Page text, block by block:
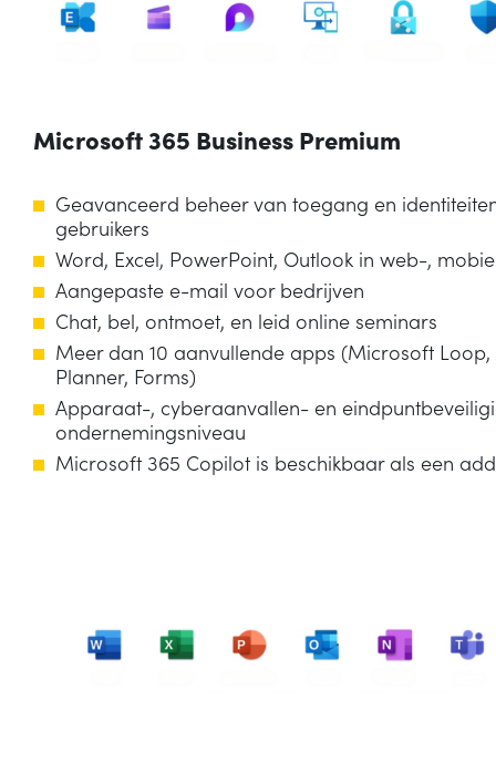
Microsoft 365 Business Premium
Geavanceerd beheer van toegang en
gebruikers
Word, Excel, PowerPoint, Outlook in web-,
Aangepaste e-mail voor bedrijven
Chat, bel, ontmoet, en leid online seminars
Meer dan 10 aanvullende apps (Microsoft
Planner, Forms)
Apparaat-, cyberaanvallen- en
ondernemingsniveau
Microsoft 365 Copilot is beschikbaar als een